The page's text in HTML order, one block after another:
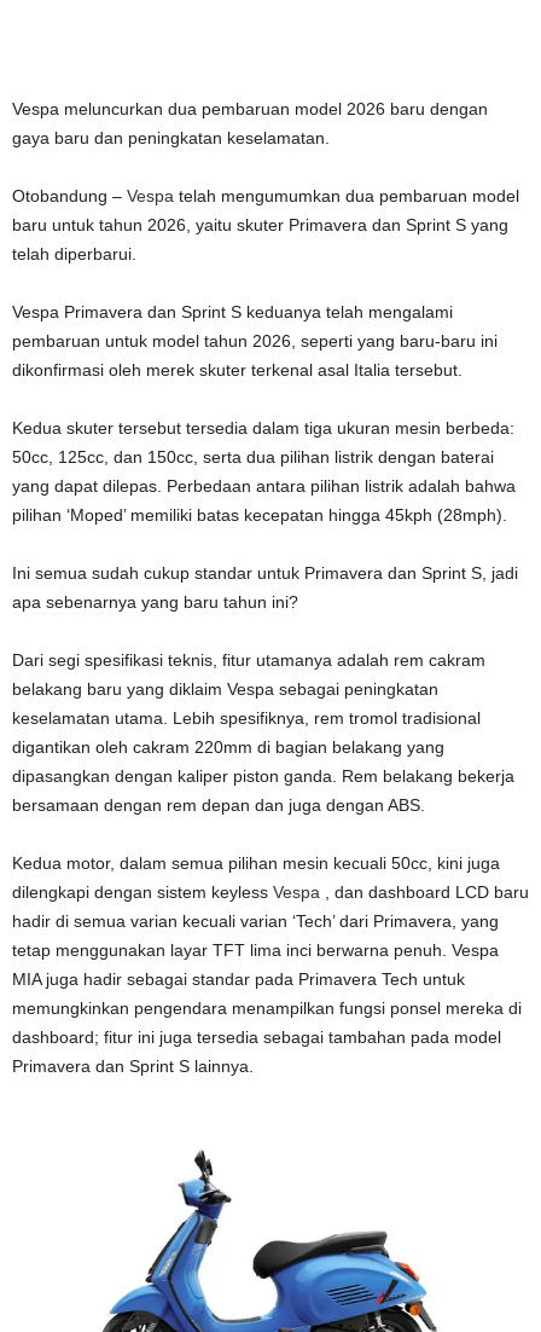
Vespa meluncurkan dua pembaruan model 2026 baru dengan
gaya baru dan peningkatan keselamatan.
Otobandung – Vespa telah mengumumkan dua pembaruan model
baru untuk tahun 2026, yaitu skuter Primavera dan Sprint S yang
telah diperbarui.
Vespa Primavera dan Sprint S keduanya telah mengalami
pembaruan untuk model tahun 2026, seperti yang baru-baru ini
dikonfirmasi oleh merek skuter terkenal asal Italia tersebut.
Kedua skuter tersebut tersedia dalam tiga ukuran mesin berbeda:
50cc, 125cc, dan 150cc, serta dua pilihan listrik dengan baterai
yang dapat dilepas. Perbedaan antara pilihan listrik adalah bahwa
pilihan ‘Moped’ memiliki batas kecepatan hingga 45kph (28mph).
Ini semua sudah cukup standar untuk Primavera dan Sprint S, jadi
apa sebenarnya yang baru tahun ini?
Dari segi spesifikasi teknis, fitur utamanya adalah rem cakram
belakang baru yang diklaim Vespa sebagai peningkatan
keselamatan utama. Lebih spesifiknya, rem tromol tradisional
digantikan oleh cakram 220mm di bagian belakang yang
dipasangkan dengan kaliper piston ganda. Rem belakang bekerja
bersamaan dengan rem depan dan juga dengan ABS.
Kedua motor, dalam semua pilihan mesin kecuali 50cc, kini juga
dilengkapi dengan sistem keyless Vespa , dan dashboard LCD baru
hadir di semua varian kecuali varian ‘Tech’ dari Primavera, yang
tetap menggunakan layar TFT lima inci berwarna penuh. Vespa
MIA juga hadir sebagai standar pada Primavera Tech untuk
memungkinkan pengendara menampilkan fungsi ponsel mereka di
dashboard; fitur ini juga tersedia sebagai tambahan pada model
Primavera dan Sprint S lainnya.